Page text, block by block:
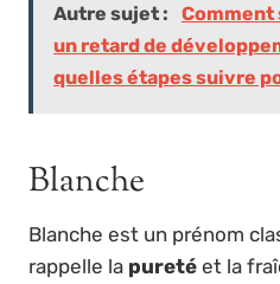
Autre sujet :
Comment
un retard de
quelles étapes suivre
Blanche
Blanche est un prénom
rappelle la pureté et la